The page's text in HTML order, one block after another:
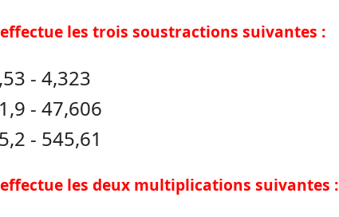
effectue les trois soustractions suivantes :
- 4,323
- 47,606
- 545,61
effectue les deux multiplications suivantes :